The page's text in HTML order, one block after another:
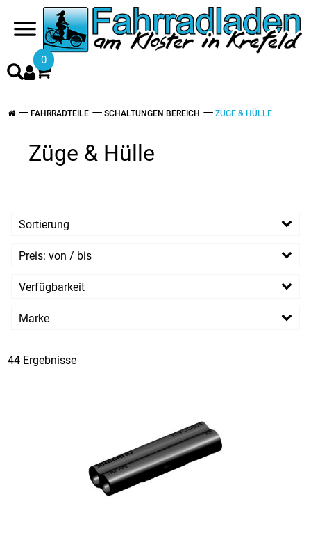
0
FAHRRADTEILE SCHALTUNGEN BEREICH ZÜGE & HÜLLE
Züge & Hülle
Sortierung
Preis: von / bis
EUR
Verfügbarkeit
Marke
44 Ergebnisse